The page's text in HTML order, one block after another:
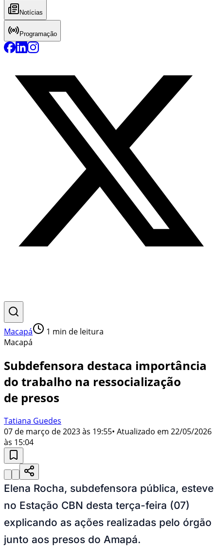
Notícias
Programação
Macapá 1 min de leitura
Macapá
Subdefensora destaca importância
do trabalho na ressocialização
de presos
Tatiana Guedes
07 de março de 2023 às 19:55• Atualizado em 22/05/2026
às 15:04
Elena Rocha, subdefensora pública, esteve
no Estação CBN desta terça-feira (07)
explicando as ações realizadas pelo órgão
junto aos presos do Amapá.